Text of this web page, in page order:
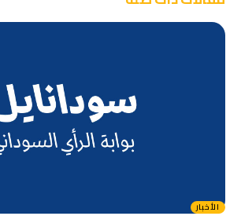
الأخبار